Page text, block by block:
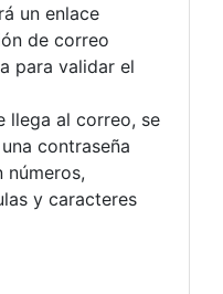
un enlace
de correo
para validar el
llega al correo, se
contraseña
números,
y caracteres